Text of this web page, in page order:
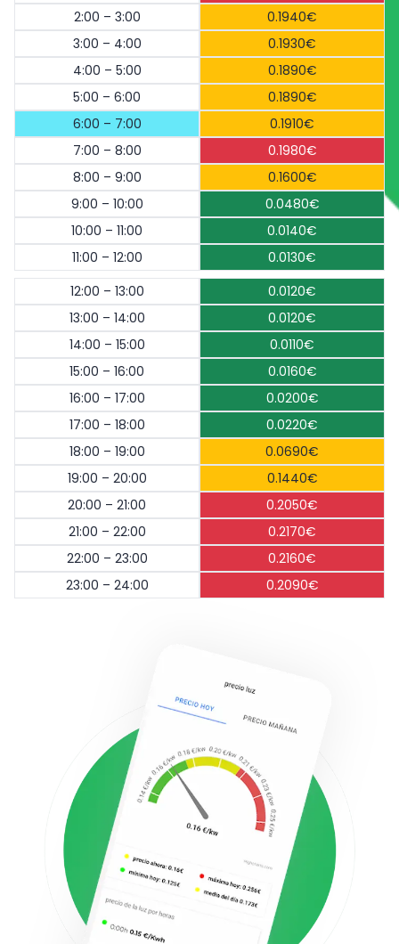
2:00 – 3:00
0.1940€
3:00 – 4:00
0.1930€
4:00 – 5:00
0.1890€
5:00 – 6:00
0.1890€
6:00 – 7:00
0.1910€
7:00 – 8:00
0.1980€
8:00 – 9:00
0.1600€
9:00 – 10:00
0.0480€
10:00 – 11:00
0.0140€
11:00 – 12:00
0.0130€
12:00 – 13:00
0.0120€
13:00 – 14:00
0.0120€
14:00 – 15:00
0.0110€
15:00 – 16:00
0.0160€
16:00 – 17:00
0.0200€
17:00 – 18:00
0.0220€
18:00 – 19:00
0.0690€
19:00 – 20:00
0.1440€
20:00 – 21:00
0.2050€
21:00 – 22:00
0.2170€
22:00 – 23:00
0.2160€
23:00 – 24:00
0.2090€